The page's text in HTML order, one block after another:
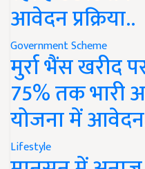
आवेदन प्रक्रिया..
Government Scheme
मुर्रा भैंस खरीद
75% तक भारी
योजना में
Lifestyle